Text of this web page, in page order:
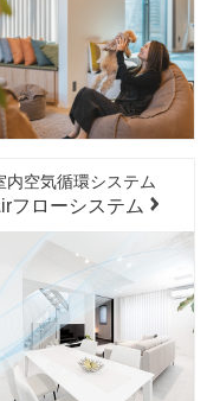
内空気循環システム
フローシステム